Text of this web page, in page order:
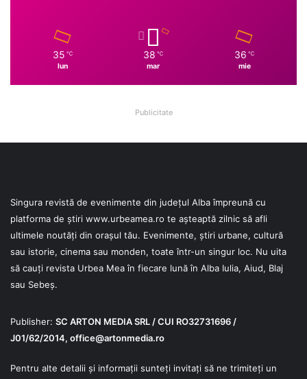
35 ℃
lun
38 ℃
mar
36 ℃
mie
Publicitate
Singura revistă de evenimente din județul Alba împreună cu
platforma de știri www.urbeamea.ro te așteaptă zilnic să afli
ultimele noutăți din orașul tău. Evenimente, știri urbane, cultură
sau istorie, cinema sau monden, toate într-un singur loc. Nu uita
să cauți revista Urbea Mea în fiecare lună în Alba Iulia, Aiud, Blaj
sau Sebeș.
Publisher: SC ARTON MEDIA SRL / CUI RO32731696 /
J01/62/2014, office@artonmedia.ro
Pentru alte detalii și informații sunteți invitați să ne trimiteți un